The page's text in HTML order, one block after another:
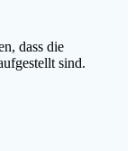
dass die
sind.